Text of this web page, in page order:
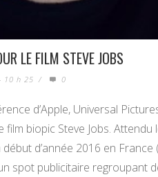
LE FILM STEVE JOBS
10 h 25 / 0
d’Apple, Universal
biopic Steve Jobs. Attendu
d’année 2016 en France
spot publicitaire regroupant